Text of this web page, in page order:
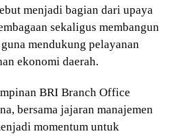
menjadi bagian dari upaya
sekaligus membangun
mendukung pelayanan
ekonomi daerah.
BRI Branch Office
bersama jajaran manajemen
momentum untuk